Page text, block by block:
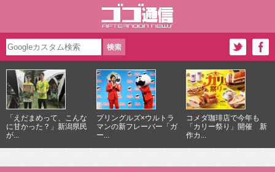
「えだまめって、こんな
に甘かった？」新潟県民
が...
プリングルズ×ウルトラ
マンの新フレーバー「ガ
ー...
コメダ珈琲店で今年も
「カリー祭り」開催 新
作カ...